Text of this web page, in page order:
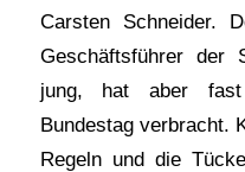
Carsten Schneider.
Geschäftsführer der
jung, hat aber
Bundestag verbracht.
Regeln und die